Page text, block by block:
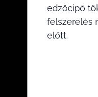
edzőcipő
felszerelés
előtt.